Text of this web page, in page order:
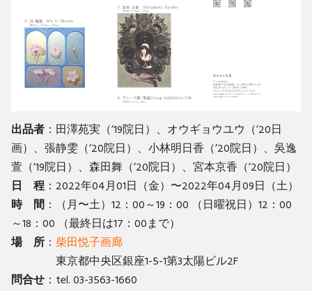
出品者 ：田澤苑実（’19院日）、オウギョウユウ（’20日
画）、張静雯（’20院日）、小林明日香（’20院日）、吳逸
萱（’19院日）、森田舞（’20院日）、宮本京香（’20院日）
日 程：2022年04月01日（金）〜2022年04月09日（土）
時 間 ：（月〜土）12：00～19：00 （日曜祝日）12：00
～18：00 （最終日は17：00まで）
場 所 ： 柴田悦子画廊
東京都中央区銀座1-5-1第3太陽ビル2F
問合せ ：tel. 03-3563-1660